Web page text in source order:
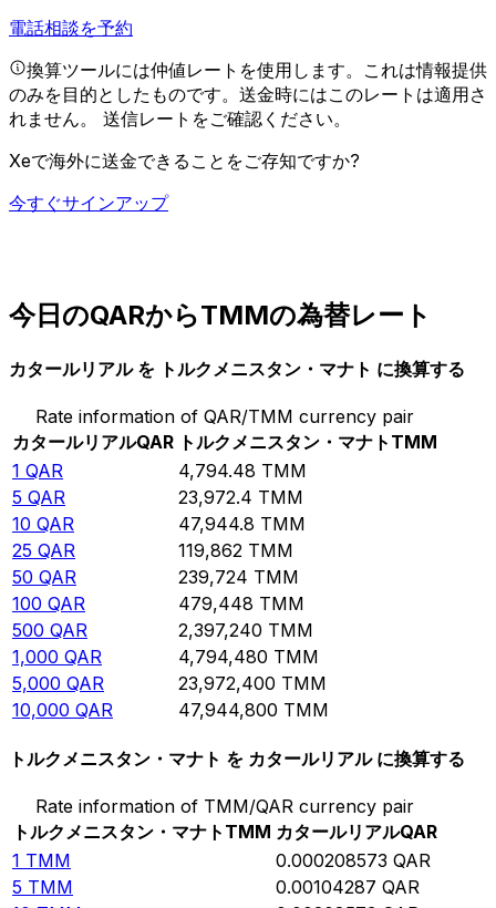
電話相談を予約
換算ツールには仲値レートを使用します。これは情報提供
のみを目的としたものです。送金時にはこのレートは適用さ
れません。 送信レートをご確認ください。
Xeで海外に送金できることをご存知ですか?
今すぐサインアップ
今日のQARからTMMの為替レート
カタールリアル を トルクメニスタン・マナト に換算する
Rate information of QAR/TMM currency pair
カタールリアルQAR トルクメニスタン・マナト TMM
1 QAR 4,794.48 TMM
5 QAR 23,972.4 TMM
10 QAR 47,944.8 TMM
25 QAR 119,862 TMM
50 QAR 239,724 TMM
100 QAR 479,448 TMM
500 QAR 2,397,240 TMM
1,000 QAR 4,794,480 TMM
5,000 QAR 23,972,400 TMM
10,000 QAR 47,944,800 TMM
トルクメニスタン・マナト を カタールリアル に換算する
Rate information of TMM/QAR currency pair
トルクメニスタン・マナト TMM カタールリアルQAR
1 TMM 0.000208573 QAR
5 TMM 0.00104287 QAR